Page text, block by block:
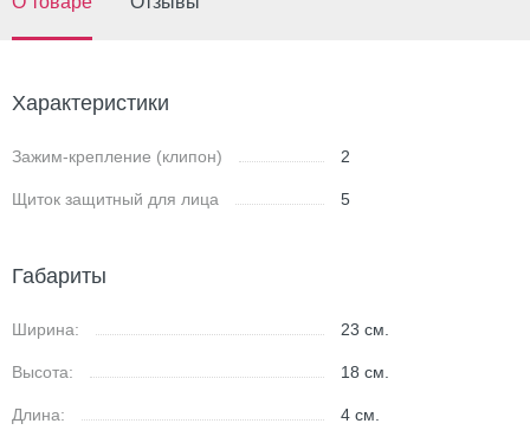
Характеристики
Зажим-крепление (клипон) 2
Щиток защитный для лица 5
Габариты
Ширина: 23см.
Высота: 18см.
Длина: 4см.